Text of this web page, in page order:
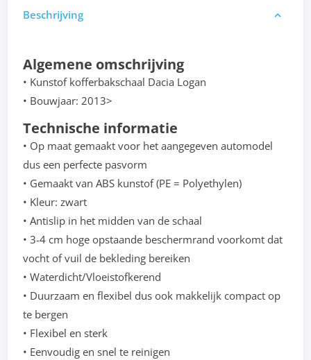
Beschrijving
Algemene omschrijving
• Kunstof kofferbakschaal Dacia Logan
• Bouwjaar: 2013>
Technische informatie
• Op maat gemaakt voor het aangegeven automodel
dus een perfecte pasvorm
• Gemaakt van ABS kunstof (PE = Polyethylen)
• Kleur: zwart
• Antislip in het midden van de schaal
• 3-4 cm hoge opstaande beschermrand voorkomt dat
vocht of vuil de bekleding bereiken
• Waterdicht/Vloeistofkerend
• Duurzaam en flexibel dus ook makkelijk compact op
te bergen
• Flexibel en sterk
• Eenvoudig en snel te reinigen